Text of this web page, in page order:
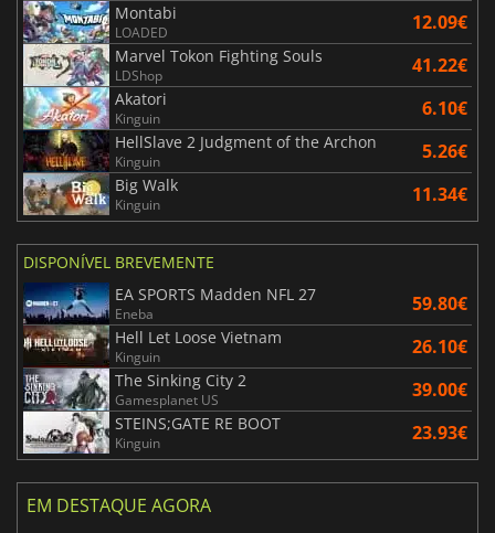
Montabi
LOADED 12.09€
Marvel Tokon Fighting Souls
LDShop 41.22€
Akatori
Kinguin 6.10€
HellSlave 2 Judgment of the Archon
Kinguin 5.26€
Big Walk
Kinguin 11.34€
DISPONÍVEL BREVEMENTE
EA SPORTS Madden NFL 27
Eneba 59.80€
Hell Let Loose Vietnam
Kinguin 26.10€
The Sinking City 2
Gamesplanet US 39.00€
STEINS;GATE RE BOOT
Kinguin 23.93€
EM DESTAQUE AGORA